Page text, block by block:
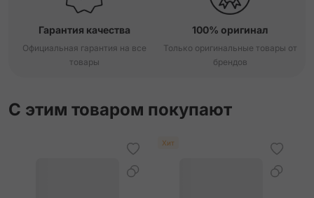
Гарантия качества
Официальная гарантия на все
товары
100% оригинал
Только оригинальные товары от
брендов
С этим товаром покупают
Хит